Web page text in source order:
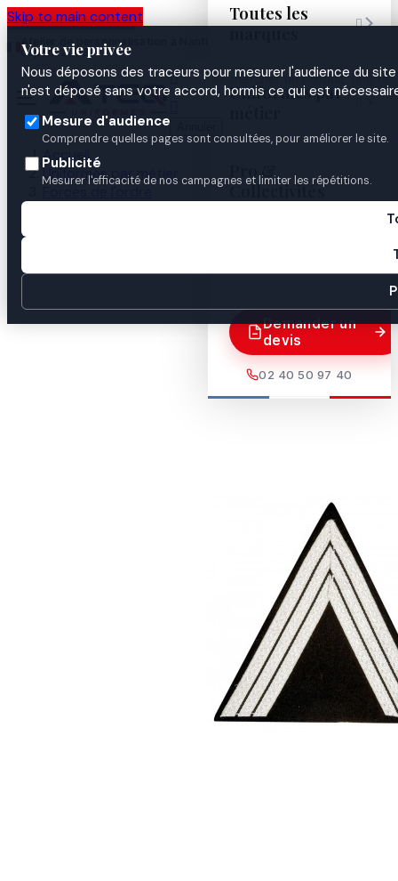
Skip to main content
Votre vie privée
Nous déposons des traceurs pour mesurer l'audience du
n'est déposé sans votre accord, hormis ce qui est
Mesure d'audience
Comprendre quelles pages sont consultées, pour améliorer le site.
Publicité
Mesurer l'efficacité de nos campagnes et limiter les répétitions.
Atelier de personnalisation à Nantes
depuis 2003

Toutes les
marques

Uniformes par
Pro &
Collectivités
Demander un
devis
02 40 50 97 40
Accueil
Uniformes par métier